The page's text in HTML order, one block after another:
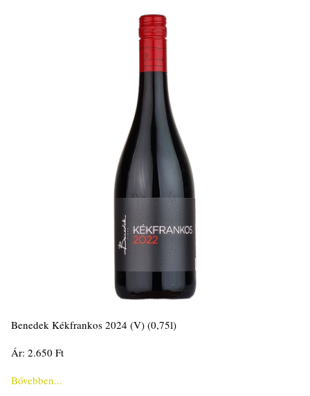
Benedek Kékfrankos 2024 (V) (0,75l)
Ár: 2.650 Ft
Bővebben...